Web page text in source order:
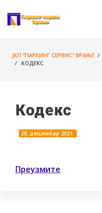
ЈКП “ПАРКИНГ СЕРВИС“ ВРАЊЕ /
/ КОДЕКС
Кодекс
28. децембар 2021.
Преузмите